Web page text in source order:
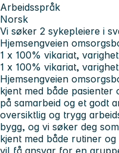
Arbeidsspråk
Norsk
Vi søker 2 sykepleiere i
Hjemsengveien
1 x 100% vikariat,
1 x 100% vikariat,
Hjemsengveien
kjent med både
på samarbeid og et godt
oversiktlig og trygg
bygg, og vi søker deg
kjent med både rutiner
vil få ansvar for en